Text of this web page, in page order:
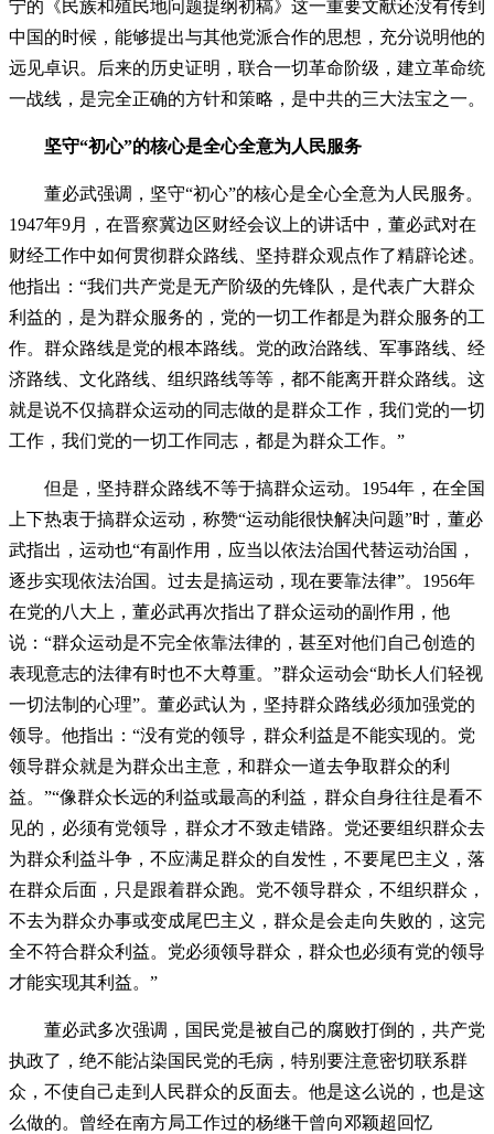
宁的《民族和殖民地问题提纲初稿》这一重要文献还没有传到
中国的时候，能够提出与其他党派合作的思想，充分说明他的
远见卓识。后来的历史证明，联合一切革命阶级，建立革命统
一战线，是完全正确的方针和策略，是中共的三大法宝之一。
坚守“初心”的核心是全心全意为人民服务
董必武强调，坚守“初心”的核心是全心全意为人民服务。
1947年9月，在晋察冀边区财经会议上的讲话中，董必武对在
财经工作中如何贯彻群众路线、坚持群众观点作了精辟论述。
他指出：“我们共产党是无产阶级的先锋队，是代表广大群众
利益的，是为群众服务的，党的一切工作都是为群众服务的工
作。群众路线是党的根本路线。党的政治路线、军事路线、经
济路线、文化路线、组织路线等等，都不能离开群众路线。这
就是说不仅搞群众运动的同志做的是群众工作，我们党的一切
工作，我们党的一切工作同志，都是为群众工作。”
但是，坚持群众路线不等于搞群众运动。1954年，在全国
上下热衷于搞群众运动，称赞“运动能很快解决问题”时，董必
武指出，运动也“有副作用，应当以依法治国代替运动治国，
逐步实现依法治国。过去是搞运动，现在要靠法律”。1956年
在党的八大上，董必武再次指出了群众运动的副作用，他
说：“群众运动是不完全依靠法律的，甚至对他们自己创造的
表现意志的法律有时也不大尊重。”群众运动会“助长人们轻视
一切法制的心理”。董必武认为，坚持群众路线必须加强党的
领导。他指出：“没有党的领导，群众利益是不能实现的。党
领导群众就是为群众出主意，和群众一道去争取群众的利
益。”“像群众长远的利益或最高的利益，群众自身往往是看不
见的，必须有党领导，群众才不致走错路。党还要组织群众去
为群众利益斗争，不应满足群众的自发性，不要尾巴主义，落
在群众后面，只是跟着群众跑。党不领导群众，不组织群众，
不去为群众办事或变成尾巴主义，群众是会走向失败的，这完
全不符合群众利益。党必须领导群众，群众也必须有党的领导
才能实现其利益。”
董必武多次强调，国民党是被自己的腐败打倒的，共产党
执政了，绝不能沾染国民党的毛病，特别要注意密切联系群
众，不使自己走到人民群众的反面去。他是这么说的，也是这
么做的。曾经在南方局工作过的杨继干曾向邓颖超回忆